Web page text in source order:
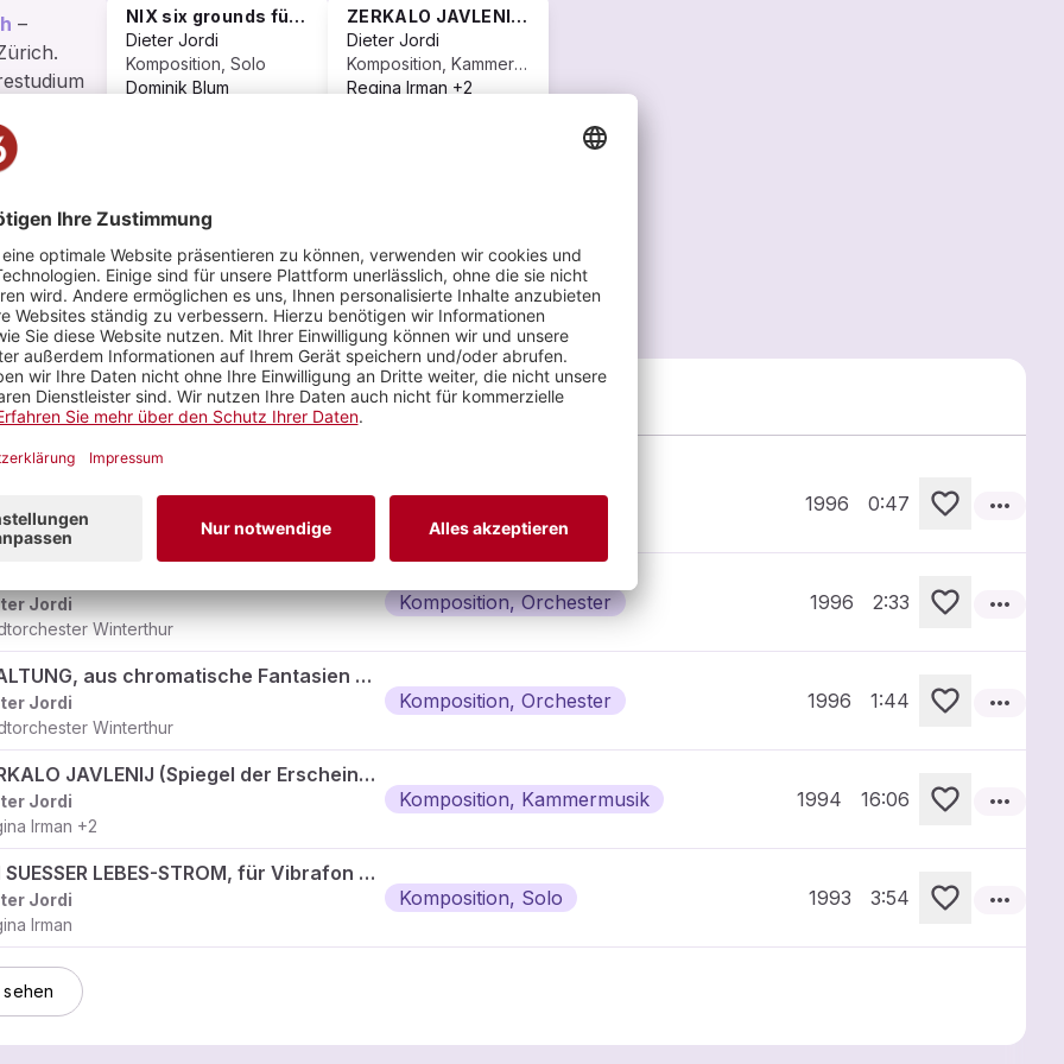
,
1979.
in
an
NIX six grounds für summende(n) Klavierspieler(in)
Dieter Jordi
Komposition, Solo
Dominik Blum
ZERKALO JAVLENIJ (Spiegel der Erscheinungen)
Dieter Jordi
Komposition, Kammermusik
Regina Irman +2
1
VIDEOS
1
PLAYLIST
4
BILDER
Winterthur
Komposition, Orchester 1996 0:47 more_horiz
Jordi
Winterthur
Komposition, Orchester 1996 2:33 more_horiz
SPALTUNG, aus chromatische Fantasien für Orchester, Bnd. 1
Jordi
Winterthur
Komposition, Orchester 1996 1:44 more_horiz
ZERKALO JAVLENIJ (Spiegel der Erscheinungen)
Jordi
Irman +2
Komposition, Kammermusik 1994 16:06 more_horiz
EIN SUESSER LEBES-STROM, für Vibrafon solo, nach Q. Kuhlmann
Jordi
Irman
Komposition, Solo 1993 3:54 more_horiz